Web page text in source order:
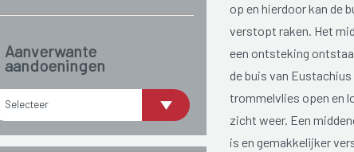
Aanverwante
aandoeningen
Selecteer
op en hierdoor kan de
verstopt raken. Het
een ontsteking
de buis van
trommelvlies open en
zicht weer. Een
is en gemakkelijker